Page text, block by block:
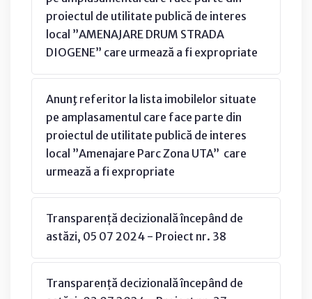
proiectul de utilitate publică de interes
local ”AMENAJARE DRUM STRADA
DIOGENE” care urmează a fi expropriate
Anunţ referitor la lista imobilelor situate
pe amplasamentul care face parte din
proiectul de utilitate publică de interes
local ”Amenajare Parc Zona UTA” care
urmează a fi expropriate
Transparență decizională începând de
astăzi, 05 07 2024 - Proiect nr. 38
Transparență decizională începând de